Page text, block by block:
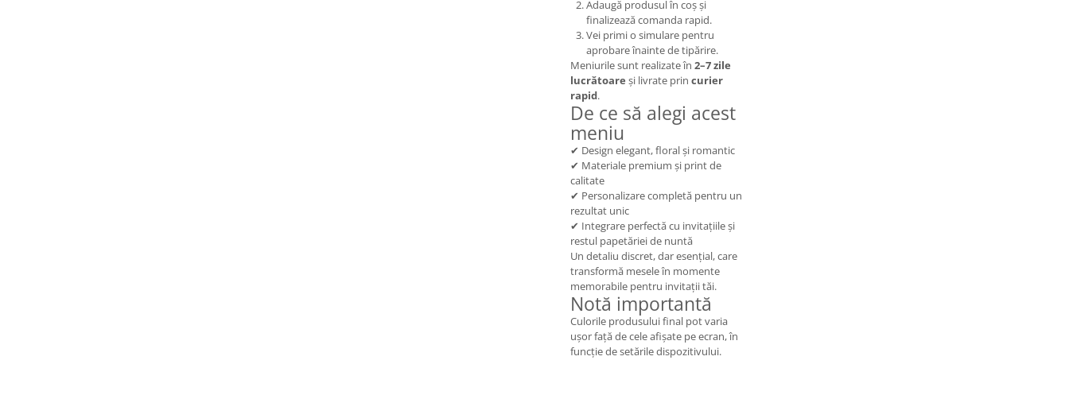
Adaugă produsul în coș și
finalizează comanda rapid.
Vei primi o simulare pentru
aprobare înainte de tipărire.
Meniurile sunt realizate în 2–7 zile
lucrătoare și livrate prin curier
rapid.
De ce să alegi acest
meniu
✔ Design elegant, floral și romantic
✔ Materiale premium și print de
calitate
✔ Personalizare completă pentru un
rezultat unic
✔ Integrare perfectă cu invitațiile și
restul papetăriei de nuntă
Un detaliu discret, dar esențial, care
transformă mesele în momente
memorabile pentru invitații tăi.
Notă importantă
Culorile produsului final pot varia
ușor față de cele afișate pe ecran, în
funcție de setările dispozitivului.